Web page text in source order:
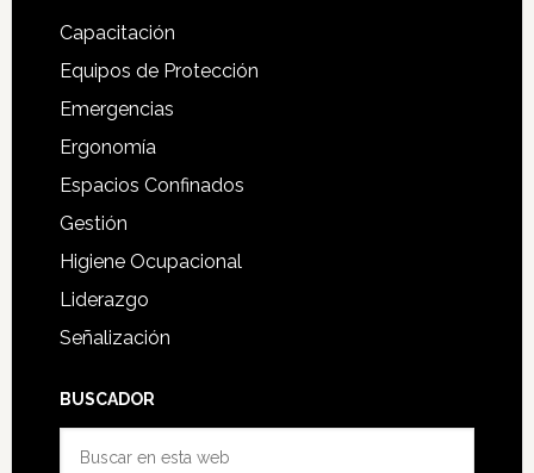
Capacitación
Equipos de Protección
Emergencias
Ergonomía
Espacios Confinados
Gestión
Higiene Ocupacional
Liderazgo
Señalización
BUSCADOR